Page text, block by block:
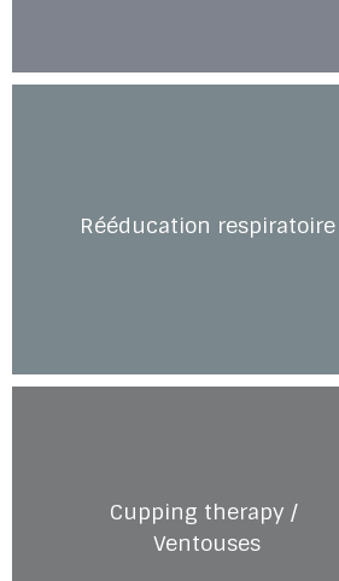
Rééducation respiratoire
Cupping therapy /
Ventouses